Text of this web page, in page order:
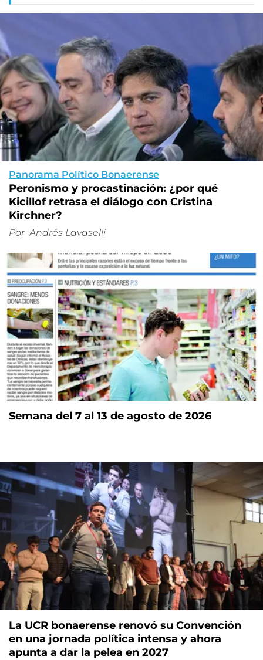
Panorama Político Bonaerense
Peronismo y procastinación: ¿por qué
Kicillof retrasa el diálogo con Cristina
Kirchner?
Por Andrés Lavaselli
Semana del 7 al 13 de agosto de 2026
La UCR bonaerense renovó su Convención
en una jornada política intensa y ahora
apunta a dar la pelea en 2027